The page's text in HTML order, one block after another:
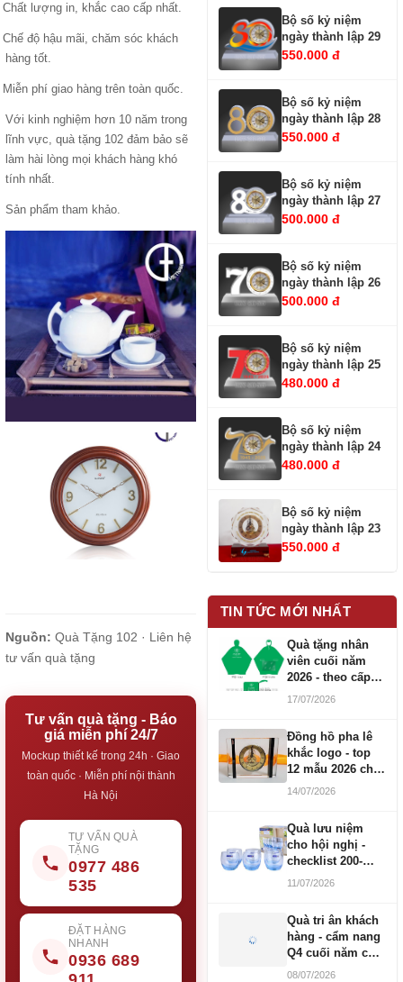
Chất lượng in, khắc cao cấp nhất.
Chế độ hậu mãi, chăm sóc khách
hàng tốt.
Miễn phí giao hàng trên toàn quốc.
Với kinh nghiệm hơn 10 năm trong
lĩnh vực, quà tặng 102 đảm bảo sẽ
làm hài lòng mọi khách hàng khó
tính nhất.
Sản phẩm tham khảo.
Nguồn: Quà Tặng 102 · Liên hệ
tư vấn quà tặng
Tư vấn quà tặng - Báo
giá miễn phí 24/7
Mockup thiết kế trong 24h · Giao
toàn quốc · Miễn phí nội thành
Hà Nội
TƯ VẤN QUÀ
TẶNG
0977 486
535
ĐẶT HÀNG
NHANH
0936 689
Bộ số kỷ niệm
ngày thành lập 29
550.000 đ
Bộ số kỷ niệm
ngày thành lập 28
550.000 đ
Bộ số kỷ niệm
ngày thành lập 27
500.000 đ
Bộ số kỷ niệm
ngày thành lập 26
500.000 đ
Bộ số kỷ niệm
ngày thành lập 25
480.000 đ
Bộ số kỷ niệm
ngày thành lập 24
480.000 đ
Bộ số kỷ niệm
ngày thành lập 23
550.000 đ
TIN TỨC MỚI NHẤT
Quà tặng nhân
viên cuối năm
2026 - theo cấp
bậc CBNV
17/07/2026
Đồng hồ pha lê
khắc logo - top
12 mẫu 2026 cho
doanh nghiệp
14/07/2026
Quà lưu niệm
cho hội nghị -
checklist 200-
1000 người
11/07/2026
Quà tri ân khách
hàng - cẩm nang
Q4 cuối năm cho
doanh nghiệp
08/07/2026